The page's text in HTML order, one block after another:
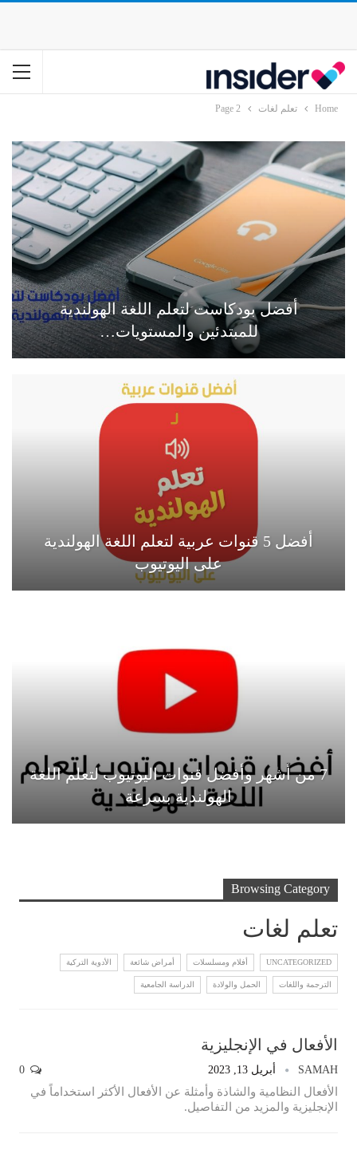
Home تعلم لغات Page 2
أفضل بودكاست لتعلم اللغة الهولندية
للمبتدئين والمستويات…
أفضل 5 قنوات عربية لتعلم اللغة الهولندية
على اليوتيوب
7 من أشهر وأفضل قنوات اليوتيوب لتعلم اللغة
الهولندية بسرعة
Browsing Category
تعلم لغات
UNCATEGORIZED أفلام ومسلسلات أمراض شائعة الأدوية التركية
الترجمة واللغات الحمل والولادة الدراسة الجامعية
الأفعال في الإنجليزية
SAMAH أبريل 13, 2023
الأفعال النظامية والشاذة وأمثلة عن الأفعال الأكثر استخداماً في
الإنجليزية والمزيد من التفاصيل.